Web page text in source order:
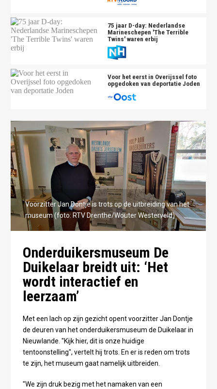
75 jaar D-day: Nederlandse
Marineschepen 'The Terrible
Twins' waren erbij
Voor het eerst in Overijssel foto
opgedoken van deportatie Joden
Voorzitter Jan Dontje is trots op de uitbreiding van het
museum (foto: RTV Drenthe/Wouter Westerveld)
Onderduikersmuseum De
Duikelaar breidt uit: ‘Het
wordt interactief en
leerzaam’
Met een lach op zijn gezicht opent voorzitter Jan Dontje
de deuren van het onderduikersmuseum de Duikelaar in
Nieuwlande. "Kijk hier, dit is onze huidige
tentoonstelling", vertelt hij trots. En er is reden om trots
te zijn, het museum gaat namelijk uitbreiden.
"We zijn druk bezig met het namaken van een